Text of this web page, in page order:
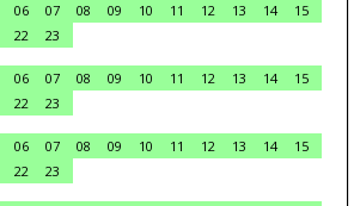
06 07 08 09 10 11 12 13 14
15
22
23
06 07 08 09 10 11 12 13 14
15
22
23
06 07 08 09 10 11 12 13 14
15
22
23